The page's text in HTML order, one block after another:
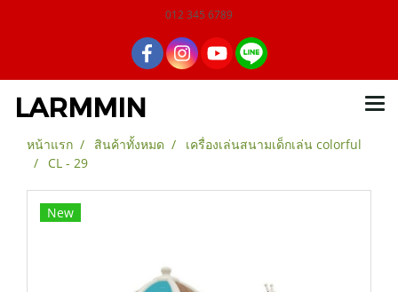
012 345 6789
LARMMIN
หน้าแรก สินค้าทั้งหมด
เครื่องเล่นสนามเด็กเล่น colorful
CL - 29
New